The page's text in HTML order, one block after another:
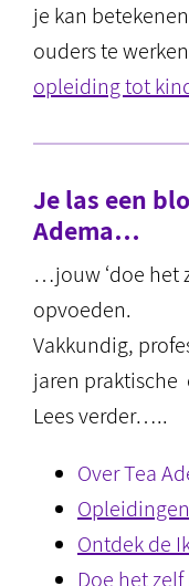
je kan
ouders te
opleiding tot
Je las een
Adema…
…jouw ‘doe het
opvoeden.
Vakkundig,
jaren praktische
Lees verder…..
Over Tea
Ontdek de
Doe het